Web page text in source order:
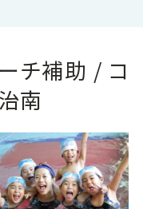
チ補助 / コ
南